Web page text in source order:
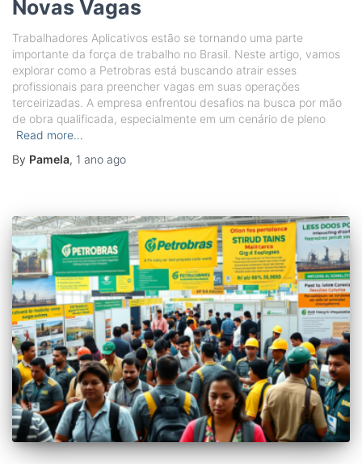
Novas Vagas
Trabalhadores Aplicativos estão se tornando uma parte
importante da força de trabalho no Brasil. Neste artigo, vamos
explorar como a Petrobras está buscando atrair esses
profissionais para preencher vagas em suas operações
terceirizadas. A empresa enfrentou desafios na busca por mão
de obra qualificada, especialmente em um cenário de pleno
Read more…
By Pamela, 1 ano ago